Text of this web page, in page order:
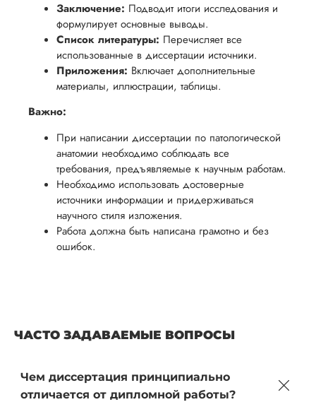
Заключение: Подводит итоги исследования и
формулирует основные выводы.
Список литературы: Перечисляет все
использованные в диссертации источники.
Приложения: Включает дополнительные
материалы, иллюстрации, таблицы.
Важно:
При написании диссертации по патологической
анатомии необходимо соблюдать все
требования, предъявляемые к научным работам.
Необходимо использовать достоверные
источники информации и придерживаться
научного стиля изложения.
Работа должна быть написана грамотно и без
ошибок.
ЧАСТО ЗАДАВАЕМЫЕ ВОПРОСЫ
Чем диссертация принципиально
отличается от дипломной работы?